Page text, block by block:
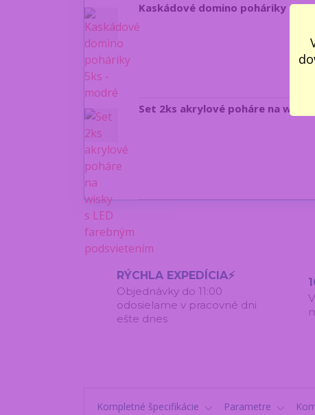
Kaskádové domino poháriky 5ks
Set 2ks akrylové poháre na
RÝCHLA EXPEDÍCIA⚡
Objednávky do 11:00
odosielame v pracovné dni
ešte dnes
Kompletné špecifikácie Parametre